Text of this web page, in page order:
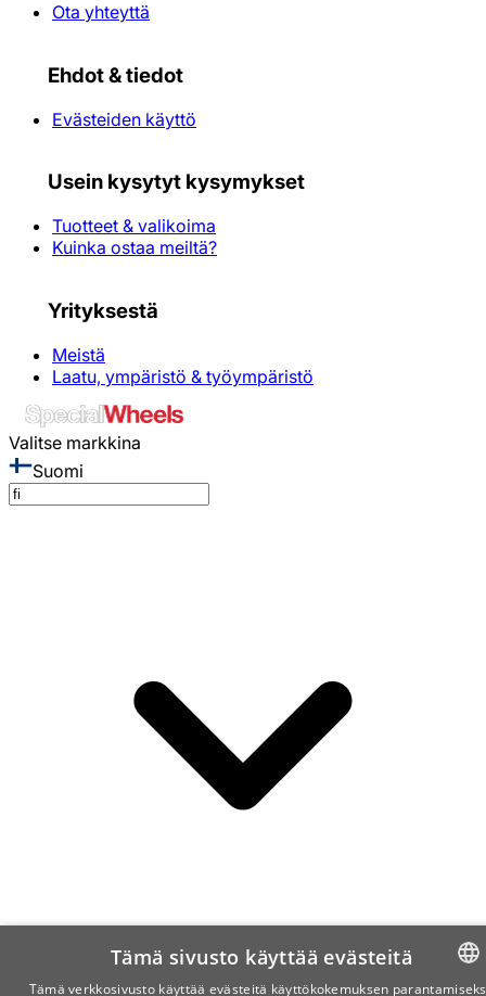
Ota yhteyttä
Ehdot & tiedot
Evästeiden käyttö
Usein kysytyt kysymykset
Tuotteet & valikoima
Kuinka ostaa meiltä?
Yrityksestä
Meistä
Laatu, ympäristö & työympäristö
Valitse markkina
Suomi
Tämä sivusto käyttää evästeitä
Tämä verkkosivusto käyttää evästeitä käyttökokemuksen